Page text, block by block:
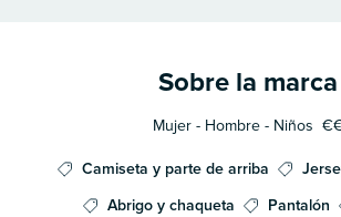
Sobre la marca
Mujer - Hombre - Niños
Camiseta y parte de arriba
Abrigo y chaqueta
Pantalón